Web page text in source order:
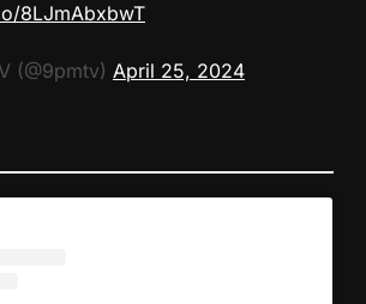
8LJmAbxbwT
(@9pmtv) April 25, 2024